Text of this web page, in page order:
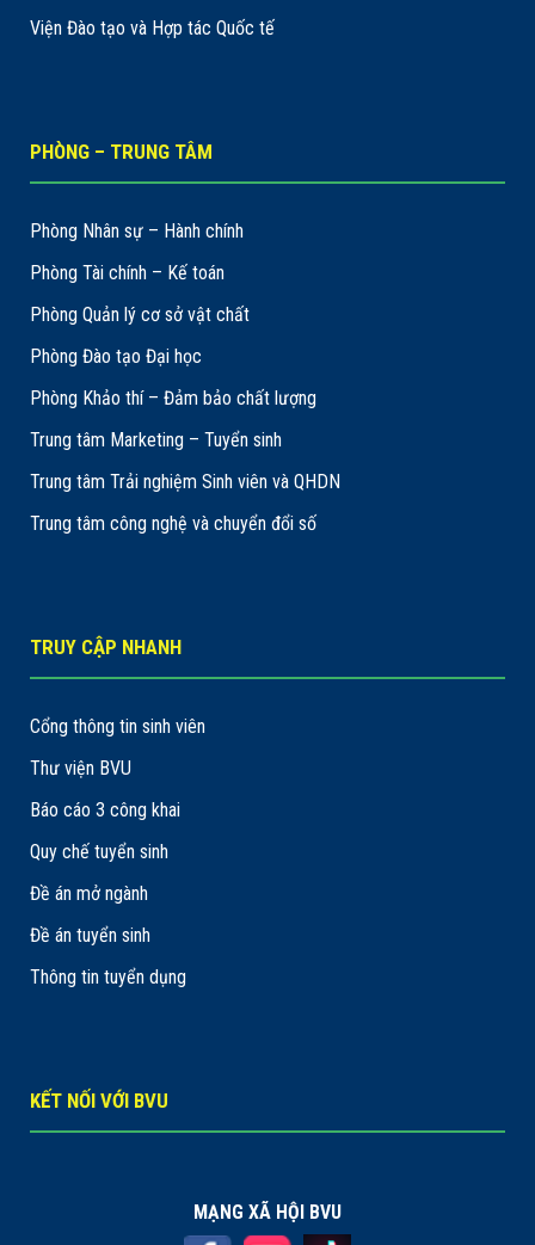
Viện Đào tạo và Hợp tác Quốc tế
PHÒNG – TRUNG TÂM
Phòng Nhân sự – Hành chính
Phòng Tài chính – Kế toán
Phòng Quản lý cơ sở vật chất
Phòng Đào tạo Đại học
Phòng Khảo thí – Đảm bảo chất lượng
Trung tâm Marketing – Tuyển sinh
Trung tâm Trải nghiệm Sinh viên và QHDN
Trung tâm công nghệ và chuyển đổi số
TRUY CẬP NHANH
Cổng thông tin sinh viên
Thư viện BVU
Báo cáo 3 công khai
Quy chế tuyển sinh
Đề án mở ngành
Đề án tuyển sinh
Thông tin tuyển dụng
KẾT NỐI VỚI BVU
MẠNG XÃ HỘI BVU